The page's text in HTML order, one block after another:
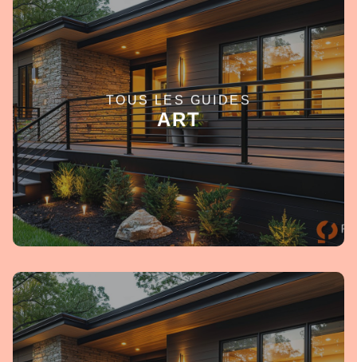
TOUS LES GUIDES
ART
EN SAVOIR +